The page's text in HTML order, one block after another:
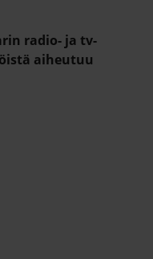
radio- ja tv-
aiheutuu